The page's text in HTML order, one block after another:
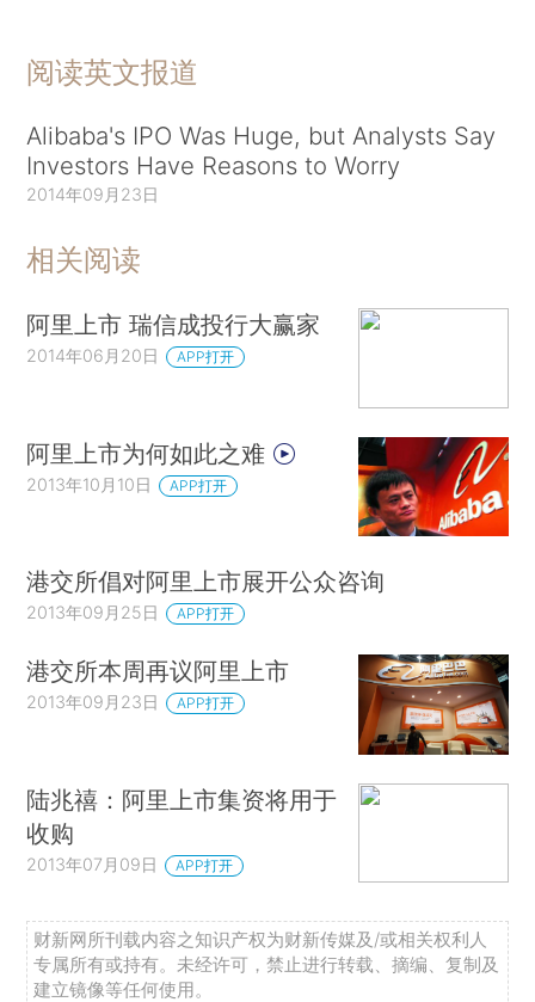
阅读英文报道
Alibaba's IPO Was Huge, but Analysts Say
Investors Have Reasons to Worry
2014年09月23日
相关阅读
阿里上市 瑞信成投行大赢家
2014年06月20日 APP打开
阿里上市为何如此之难
2013年10月10日 APP打开
港交所倡对阿里上市展开公众咨询
2013年09月25日 APP打开
港交所本周再议阿里上市
2013年09月23日 APP打开
陆兆禧：阿里上市集资将用于
收购
2013年07月09日 APP打开
财新网所刊载内容之知识产权为财新传媒及/或相关权利人
专属所有或持有。未经许可，禁止进行转载、摘编、复制及
建立镜像等任何使用。